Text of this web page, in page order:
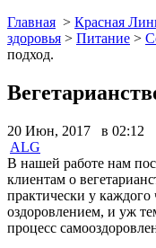
Главная > Красная
здоровья > Питание >
подход.
20 Июн, 2017 в 02:12
ALG
В нашей работе нам
клиентам о
практически у каждого
оздоровлением, и уж
процесс